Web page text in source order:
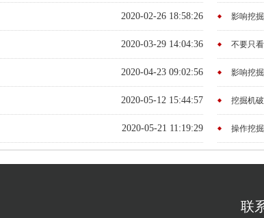
2020-02-26 18:58:26 影响挖
2020-03-29 14:04:36 不要只
2020-04-23 09:02:56 影响挖
2020-05-12 15:44:57 挖掘机
2020-05-21 11:19:29 操作挖
联